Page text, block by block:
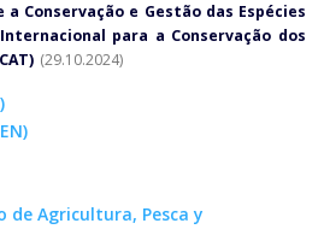
a Conservação e Gestão das Espécies
para a Conservação dos
(29.10.2024)
de Agricultura, Pesca y